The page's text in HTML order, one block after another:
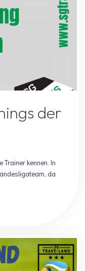
der
Trainer kennen. In
da